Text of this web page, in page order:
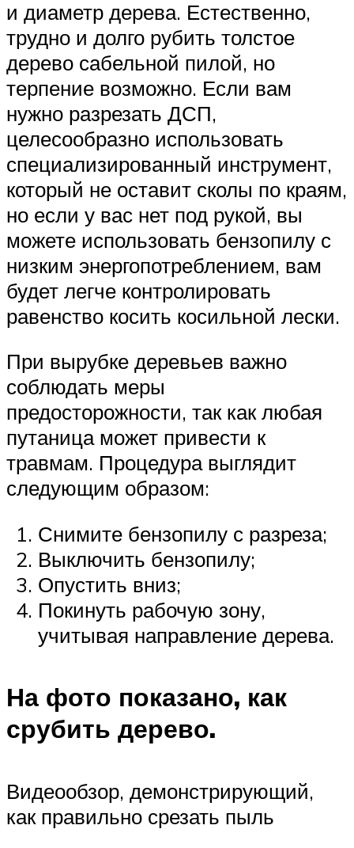
и диаметр дерева. Естественно,
трудно и долго рубить толстое
дерево сабельной пилой, но
терпение возможно. Если вам
нужно разрезать ДСП,
целесообразно использовать
специализированный инструмент,
который не оставит сколы по краям,
но если у вас нет под рукой, вы
можете использовать бензопилу с
низким энергопотреблением, вам
будет легче контролировать
равенство косить косильной лески.
При вырубке деревьев важно
соблюдать меры
предосторожности, так как любая
путаница может привести к
травмам. Процедура выглядит
следующим образом:
Снимите бензопилу с разреза;
Выключить бензопилу;
Опустить вниз;
Покинуть рабочую зону,
учитывая направление дерева.
На фото показано, как
срубить дерево.
Видеообзор, демонстрирующий,
как правильно срезать пыль